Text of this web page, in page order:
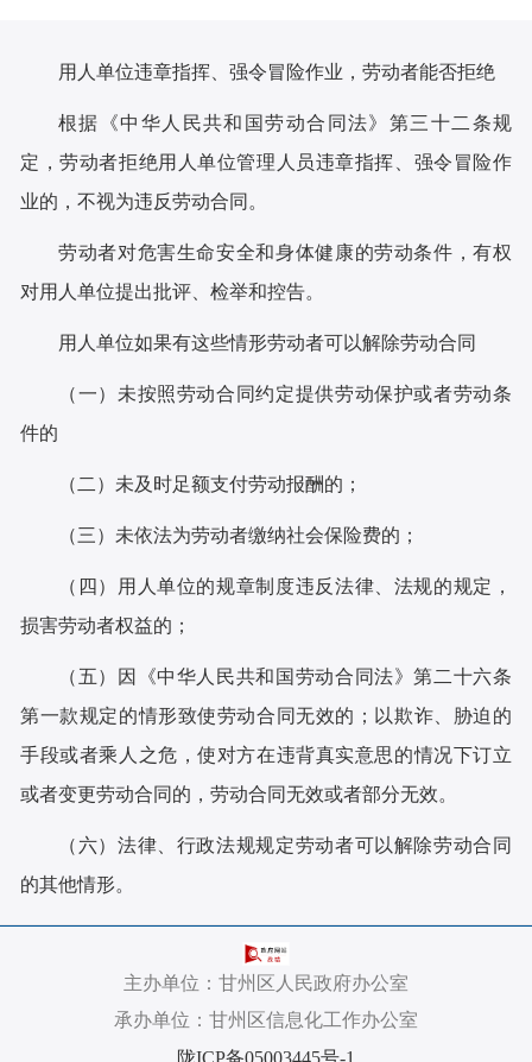
用人单位违章指挥、强令冒险作业，劳动者能否拒绝
根据《中华人民共和国劳动合同法》第三十二条规
定，劳动者拒绝用人单位管理人员违章指挥、强令冒险作
业的，不视为违反劳动合同。
劳动者对危害生命安全和身体健康的劳动条件，有权
对用人单位提出批评、检举和控告。
用人单位如果有这些情形劳动者可以解除劳动合同
（一）未按照劳动合同约定提供劳动保护或者劳动条
件的
（二）未及时足额支付劳动报酬的；
（三）未依法为劳动者缴纳社会保险费的；
（四）用人单位的规章制度违反法律、法规的规定，
损害劳动者权益的；
（五）因《中华人民共和国劳动合同法》第二十六条
第一款规定的情形致使劳动合同无效的；以欺诈、胁迫的
手段或者乘人之危，使对方在违背真实意思的情况下订立
或者变更劳动合同的，劳动合同无效或者部分无效。
（六）法律、行政法规规定劳动者可以解除劳动合同
的其他情形。
主办单位：甘州区人民政府办公室
承办单位：甘州区信息化工作办公室
陇ICP备05003445号-1